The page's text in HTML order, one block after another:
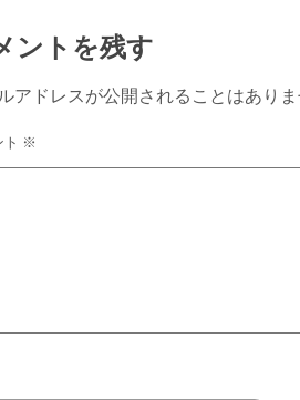
ントを残す
アドレスが公開されることはありま
※